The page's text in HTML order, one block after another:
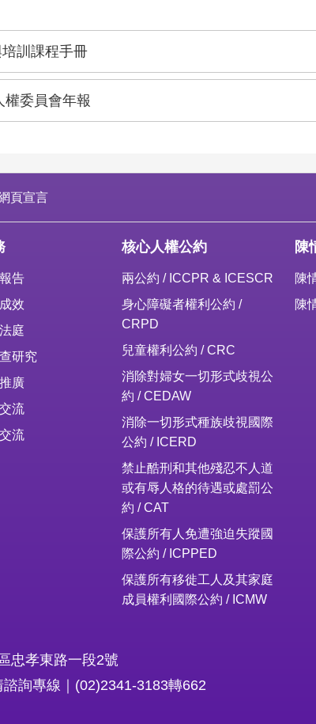
訓課程手冊
權委員會年報
頁宣言
告
效
庭
研究
廣
流
流
核心人權公約
兩公約 / ICCPR & ICESCR
身心障礙者權利公約 /
CRPD
兒童權利公約 / CRC
消除對婦女一切形式歧視公
約 / CEDAW
消除一切形式種族歧視國際
公約 / ICERD
禁止酷刑和其他殘忍不人道
或有辱人格的待遇或處罰公
約 / CAT
保護所有人免遭強迫失蹤國
際公約 / ICPPED
保護所有移徙工人及其家庭
成員權利國際公約 / ICMW
陳
陳
陳
忠孝東路一段2號
詢專線｜(02)2341-3183轉662